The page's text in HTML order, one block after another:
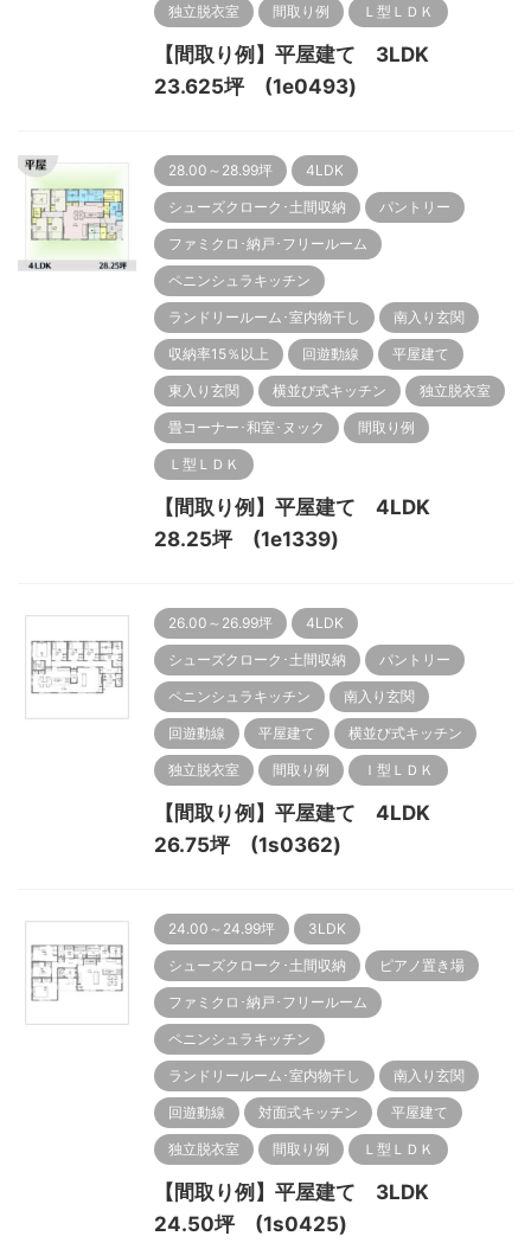
独立脱衣室 間取り例 Ｌ型ＬＤＫ
【間取り例】平屋建て 3LDK
23.625坪 (1e0493)
28.00～28.99坪 4LDK
シューズクローク･土間収納 パントリー
ファミクロ･納戸･フリールーム
ペニンシュラキッチン
ランドリールーム･室内物干し 南入り玄関
収納率15％以上 回遊動線 平屋建て
東入り玄関 横並び式キッチン 独立脱衣室
畳コーナー･和室･ヌック 間取り例
Ｌ型ＬＤＫ
【間取り例】平屋建て 4LDK
28.25坪 (1e1339)
26.00～26.99坪 4LDK
シューズクローク･土間収納 パントリー
ペニンシュラキッチン 南入り玄関
回遊動線 平屋建て 横並び式キッチン
独立脱衣室 間取り例 Ｉ型ＬＤＫ
【間取り例】平屋建て 4LDK
26.75坪 (1s0362)
24.00～24.99坪 3LDK
シューズクローク･土間収納 ピアノ置き場
ファミクロ･納戸･フリールーム
ペニンシュラキッチン
ランドリールーム･室内物干し 南入り玄関
回遊動線 対面式キッチン 平屋建て
独立脱衣室 間取り例 Ｌ型ＬＤＫ
【間取り例】平屋建て 3LDK
24.50坪 (1s0425)